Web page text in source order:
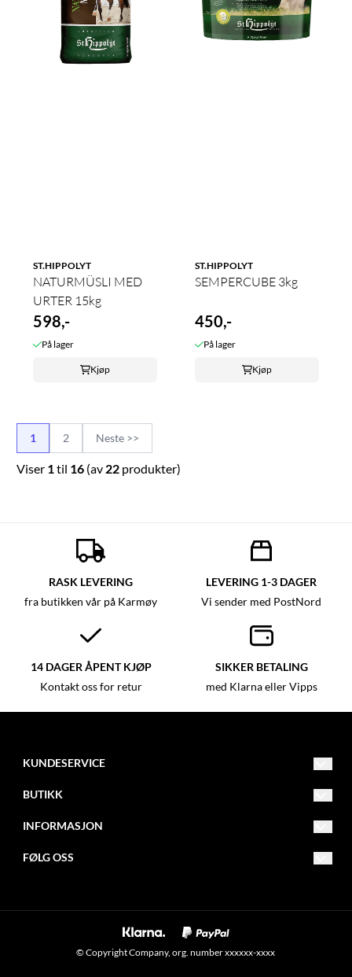
ST.HIPPOLYT
NATURMÜSLI MED
URTER 15kg
598,-
På lager
Kjøp
ST.HIPPOLYT
SEMPERCUBE 3kg
450,-
På lager
Kjøp
1 2 Neste >>
Viser 1til 16 (av 22 produkter)
RASK LEVERING
fra butikken vår på Karmøy
LEVERING 1-3 DAGER
Vi sender med PostNord
14 DAGER ÅPENT KJØP
Kontakt oss for retur
SIKKER BETALING
med Klarna eller Vipps
KUNDESERVICE
kundeservice@dyriskbutikken.no
Bedeshuevegen 15
BUTIKK
Logg inn
INFORMASJON
Nyhetsbrev
Om informasjonskapsler
FØLG OSS
Nyhetsbrev© Copyright Company, org. number xxxxxx-xxxx